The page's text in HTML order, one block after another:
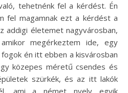
tehetnénk fel a kérdést. Én
fel magamnak ezt a kérdést a
addigi életemet nagyvárosban,
megérkeztem ide, egy
én itt ebben a kisvárosban
közepes méretű csendes és
szürkék, és az itt lakók
ami a német nyelv egyik